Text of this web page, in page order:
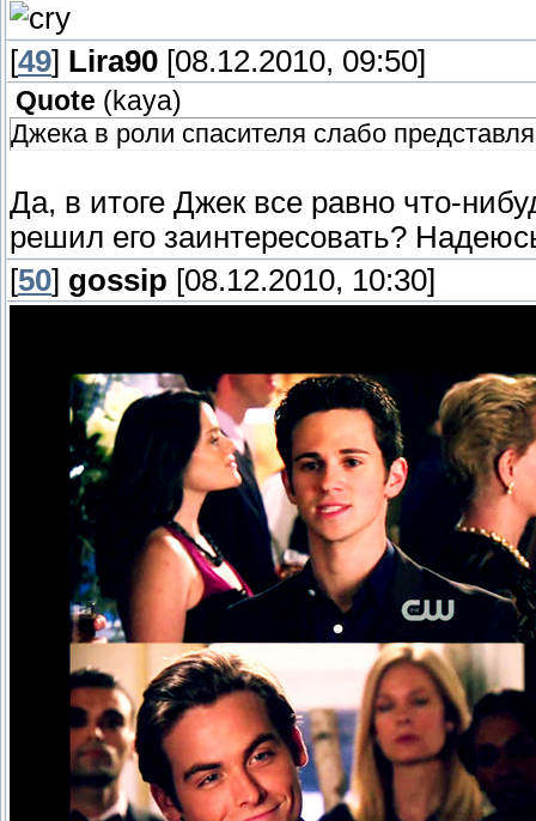
[49] Lira90 [08.12.2010, 09:50]
Quote (kaya)
Джека в роли спасителя слабо
Да, в итоге Джек все равно что-
решил его заинтересовать?
[50] gossip [08.12.2010, 10:30]